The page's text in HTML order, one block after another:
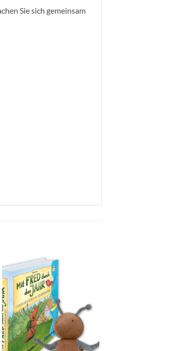
Sie sich gemeinsam